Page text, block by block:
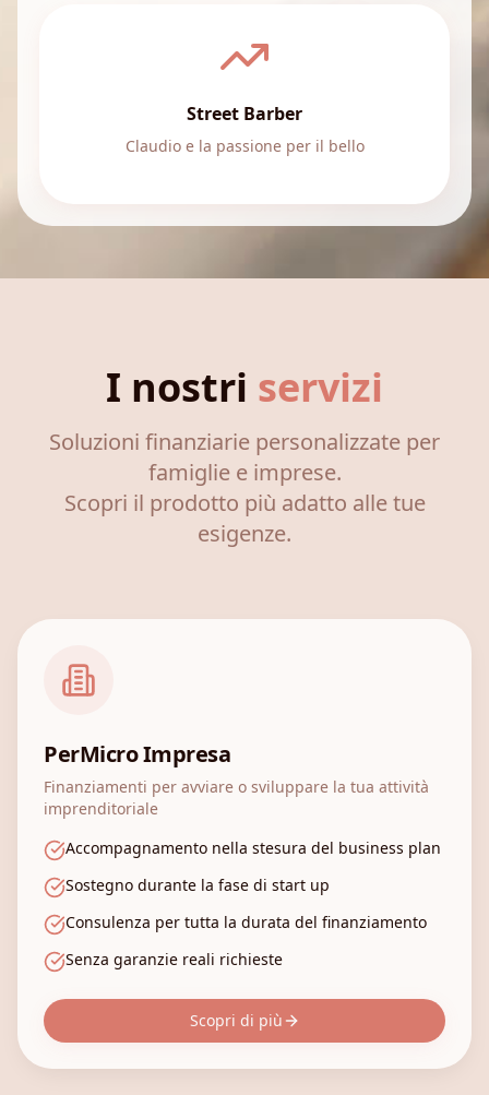
Street Barber
Claudio e la passione per il bello
I nostri servizi
Soluzioni finanziarie personalizzate per
famiglie e imprese.
Scopri il prodotto più adatto alle tue
esigenze.
PerMicro Impresa
Finanziamenti per avviare o sviluppare la tua attività
imprenditoriale
Accompagnamento nella stesura del business plan
Sostegno durante la fase di start up
Consulenza per tutta la durata del finanziamento
Senza garanzie reali richieste
Scopri di più